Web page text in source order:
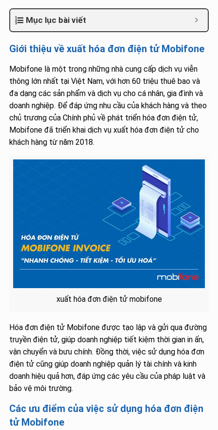
Mục lục bài viết
Giới thiệu về xuất hóa đơn điện tử Mobifone
Mobifone là một trong những nhà cung cấp dịch vụ viễn
thông lớn nhất tại Việt Nam, với hơn 60 triệu thuê bao và
đa dạng các sản phẩm và dịch vụ cho cá nhân, gia đình và
doanh nghiệp. Để đáp ứng nhu cầu của khách hàng và theo
chủ trương của Chính phủ về phát triển hóa đơn điện tử,
Mobifone đã triển khai dịch vụ xuất hóa đơn điện tử cho
khách hàng từ năm 2018.
xuất hóa đơn điện tử mobifone
Hóa đơn điện tử Mobifone được tạo lập và gửi qua đường
truyền điện tử, giúp doanh nghiệp tiết kiệm thời gian in ấn,
vận chuyển và bưu chính. Đồng thời, việc sử dụng hóa đơn
điện tử cũng giúp doanh nghiệp quản lý tài chính và kinh
doanh hiệu quả hơn, đáp ứng các yêu cầu của pháp luật và
bảo vệ môi trường.
Các ưu điểm của việc sử dụng hóa đơn điện
tử Mobifone